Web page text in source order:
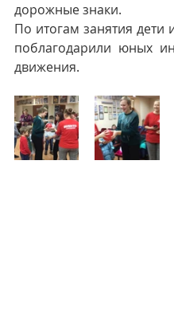
дорожные знаки.
По итогам занятия дети
поблагодарили юных
движения.